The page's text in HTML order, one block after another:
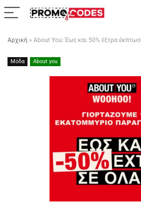
Αρχική » About You: Έως και 50% έξτρα
Μόδα About you